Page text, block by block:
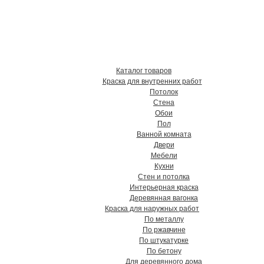
Каталог товаров
Краска для внутренних работ
Потолок
Стена
Обои
Пол
Ванной комната
Двери
Мебели
Кухни
Стен и потолка
Интерьерная краска
Деревянная вагонка
Краска для наружных работ
По металлу
По ржавчине
По штукатурке
По бетону
Для деревянного дома